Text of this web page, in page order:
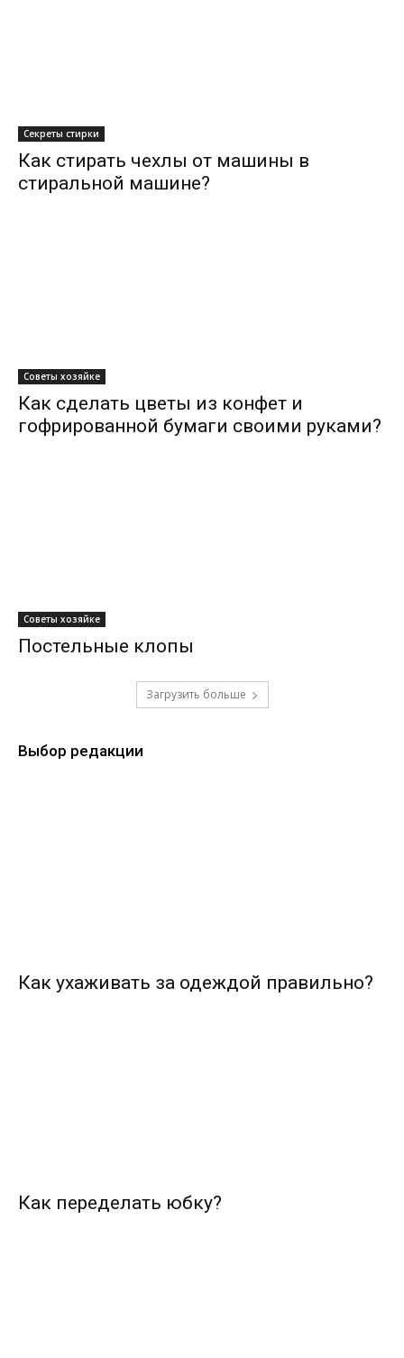
Секреты стирки
Как стирать чехлы от машины в
стиральной машине?
Советы хозяйке
Как сделать цветы из конфет и
гофрированной бумаги своими руками?
Советы хозяйке
Постельные клопы
Загрузить больше
Выбор редакции
Как ухаживать за одеждой правильно?
Как переделать юбку?